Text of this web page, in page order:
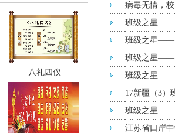
八礼四仪
病毒无情，
班级之星
班级之星
班级之星
班级之星
17新疆（3）
班级之星
江苏省口岸